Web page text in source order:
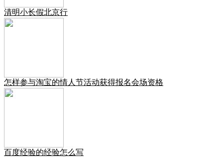
清明小长假北京行
怎样参与淘宝的情人节活动获得报名会场资格
百度经验的经验怎么写